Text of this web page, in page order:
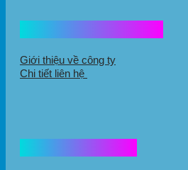
Giới thiệu về công ty
Chi tiết liên hệ